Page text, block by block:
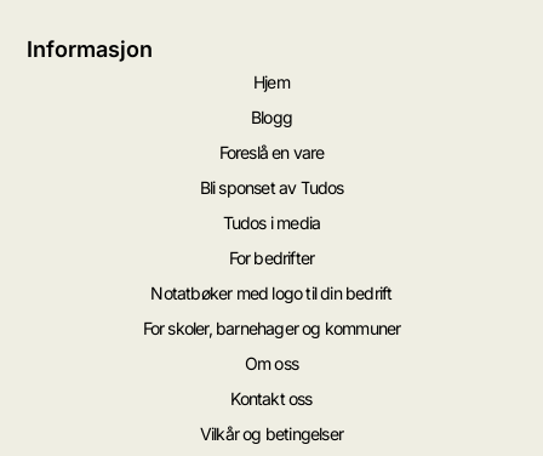
Informasjon
Hjem
Blogg
Foreslå en vare
Bli sponset av Tudos
Tudos i media
For bedrifter
Notatbøker med logo til din bedrift
For skoler, barnehager og kommuner
Om oss
Kontakt oss
Vilkår og betingelser